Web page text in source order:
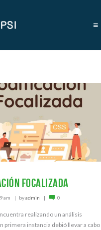
≡
focalizada
am byadmin 0
realizando un análisis
primera instancia debió llevar a cabo